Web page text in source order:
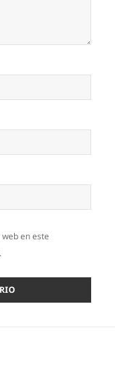
en este